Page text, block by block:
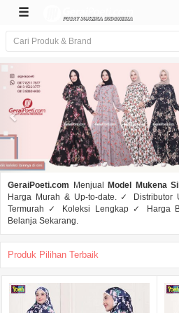
GeraiPoeti.com Menjual Model Mukena
Harga Murah & Up-to-date. ✓
Termurah ✓ Koleksi Lengkap ✓ Harga
Belanja Sekarang.
Produk Pilihan Terbaik